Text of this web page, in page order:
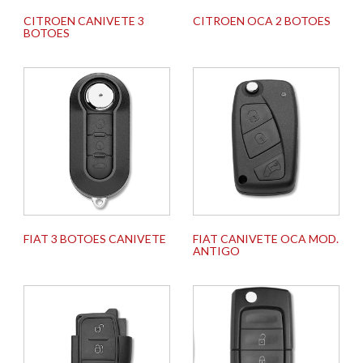
CITROEN CANIVETE 3
BOTOES
CITROEN OCA 2 BOTOES
FIAT 3 BOTOES CANIVETE
FIAT CANIVETE OCA MOD.
ANTIGO